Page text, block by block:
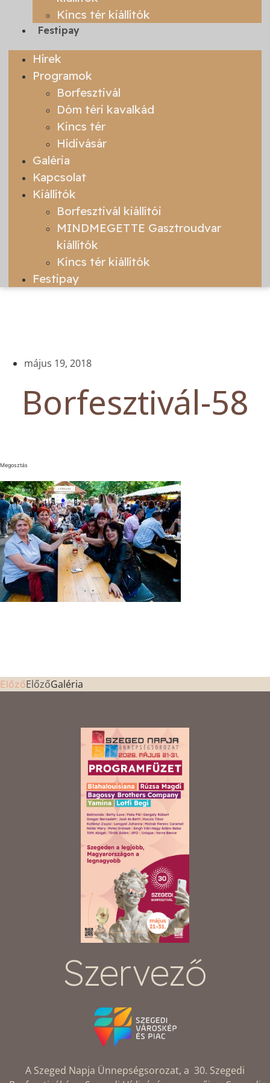
Kincs tér kiállítók
Festipay
Hírek
Programok
Borfesztivál
Dóm téri kavalkád
Kincs tér
Hídivásár
Galéria
Kapcsolat
Kiállítók
Borfesztivál kiállítói
MINDMEGETTE Gasztroudvar
kiállítók
Kincs tér kiállítók
Festipay
május 19, 2018
Borfesztivál-58
Megosztás
ElőzőElőzőGaléria
Szervező
A Szeged Napja Ünnepségsorozat, a 30. Szegedi